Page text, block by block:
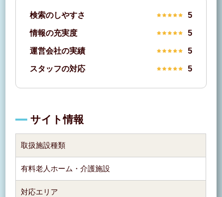
検索のしやすさ 5
情報の充実度 5
運営会社の実績 5
スタッフの対応 5
サイト情報
取扱施設種類
有料老人ホーム・介護施設
対応エリア